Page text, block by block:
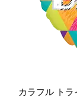
カラフル ト